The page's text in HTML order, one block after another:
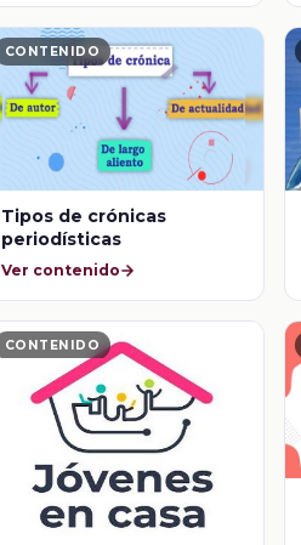
CONTENIDO
Tipos de crónicas
periodísticas
Ver contenido
CONTENIDO